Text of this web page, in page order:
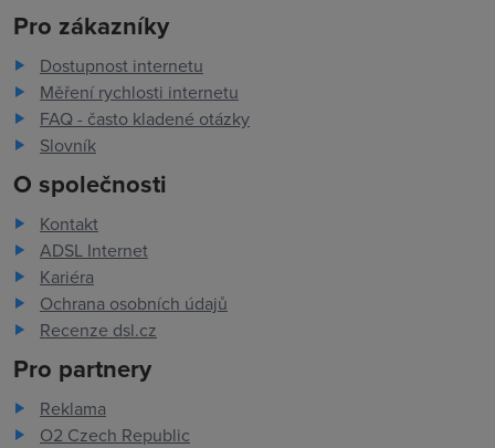
Pro zákazníky
Dostupnost internetu
Měření rychlosti internetu
FAQ - často kladené otázky
Slovník
O společnosti
Kontakt
ADSL Internet
Kariéra
Ochrana osobních údajů
Recenze dsl.cz
Pro partnery
Reklama
O2 Czech Republic